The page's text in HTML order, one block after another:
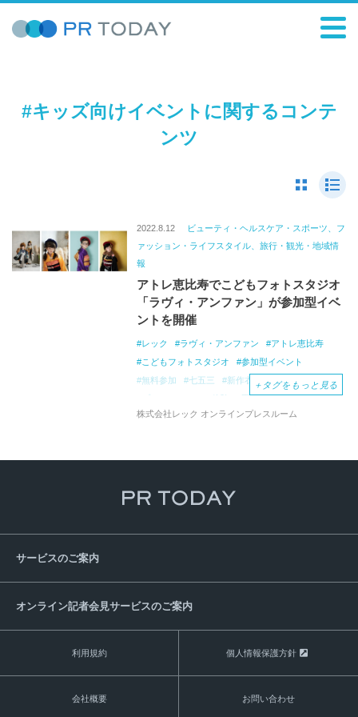
#キッズ向けイベントに関するコンテ
ンツ
2022.8.12
ビューティ・ヘルスケア・スポーツ、フ
ァッション・ライフスタイル、旅行・観光・地域情
報
アトレ恵比寿でこどもフォトスタジオ
「ラヴィ・アンファン」が参加型イベ
ントを開催
レック ラヴィ・アンファン
アトレ恵比寿
こどもフォトスタジオ
参加型イベント
無料参加
七五三
新作衣装試着
プロのヘアメイク体験
夏休みの思い出づくり
アトレ竹芝
キッズ向けイベント
＋ タグをもっと見る
株式会社レック オンラインプレスルーム
サービスのご案内
オンライン記者会見サービスのご案内
利用規約 個人情報保護方針
会社概要 お問い合わせ